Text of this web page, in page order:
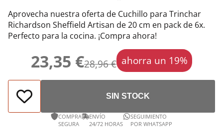
Aprovecha nuestra oferta de Cuchillo para Trinchar
Richardson Sheffield Artisan de 20 cm en pack de 6x.
Perfecto para la cocina. ¡Compra ahora!
23,35 €28,96 € ahorra un 19%
SIN STOCK
COMPRA
SEGURA
ENVÍO
24/72 HORAS
SEGUIMIENTO
POR WHATSAPP